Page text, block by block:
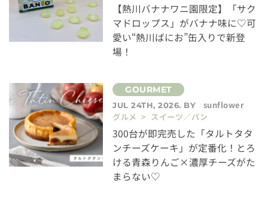
【熱川バナナワニ園限定】「サク
マドロップス」がバナナ味に♡可
愛い“熱川ばにお”缶入りで新登
場！
JUL 24TH, 2026. BY
sunflower
グルメ > スイーツ／パン
300台が即完売した「タルトタタ
ンチーズケーキ」が定番化！とろ
ける青森りんご×濃厚チーズがた
まらない♡